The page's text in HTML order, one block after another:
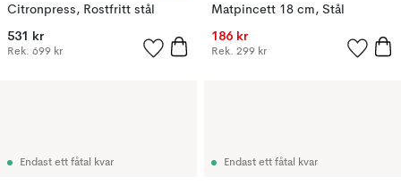
Citronpress, Rostfritt stål
531 kr
Rek. 699 kr
Matpincett 18 cm, Stål
186 kr
Rek. 299 kr
Endast ett fåtal kvar Endast ett fåtal kvar